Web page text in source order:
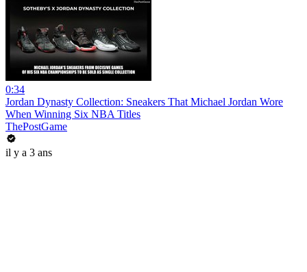
0:34
Jordan Dynasty Collection: Sneakers That Michael Jordan Wore
When Winning Six NBA Titles
ThePostGame
il y a 3 ans